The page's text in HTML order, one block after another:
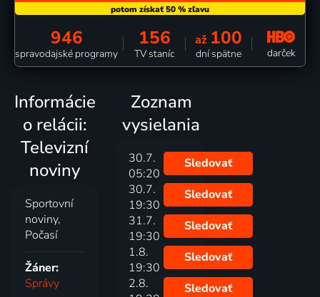
946
spravodajské programy
156
TV staníc
až 100
dní spätne darček
Informácie
o relácii:
Televizní
noviny
Sportovní
noviny,
Počasí
Žáner:
Správy
Zoznam
vysielania
30.7.
05:20
Sledovať
30.7.
19:30
Sledovať
31.7.
19:30
Sledovať
1.8.
19:30
Sledovať
2.8.
Sledovať